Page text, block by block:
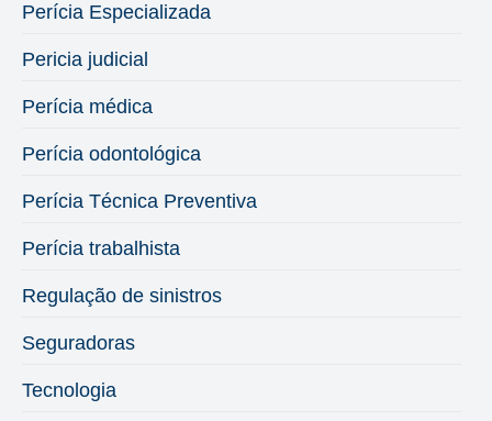
Perícia Especializada
Pericia judicial
Perícia médica
Perícia odontológica
Perícia Técnica Preventiva
Perícia trabalhista
Regulação de sinistros
Seguradoras
Tecnologia